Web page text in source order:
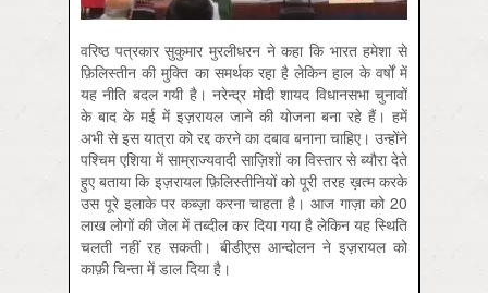
वरिष्ठ पत्रकार सुकुमार मुरलीधरन ने कहा कि भारत हमेशा से
फ़ि‍लिस्तीन की मुक्ति का समर्थक रहा है लेकिन हाल के वर्षों में
यह नीति बदल गयी है। नरेन्‍द्र मोदी शायद विधानसभा चुनावों
के बाद के मई में इज़रायल जाने की योजना बना रहे हैं। हमें
अभी से इस यात्रा को रद्द करने का दबाव बनाना चाहिए। उन्होंने
पश्चिम एशिया में साम्राज्यवादी साज़ि‍शों का विस्तार से ब्यौरा देते
हुए बताया कि इज़रायल फ़ि‍लिस्तीनि‍यों को पूरी तरह ख़त्म करके
उस पूरे इलाके पर कब्‍ज़ा करना चाहता है। आज गाज़ा को 20
लाख लोगों की जेल में तब्दील कर दिया गया है लेकिन यह स्थिति
चलती नहीं रह सकती। बीडीएस आन्दोलन ने इज़रायल को
काफ़ी चिन्ता में डाल दिया है।